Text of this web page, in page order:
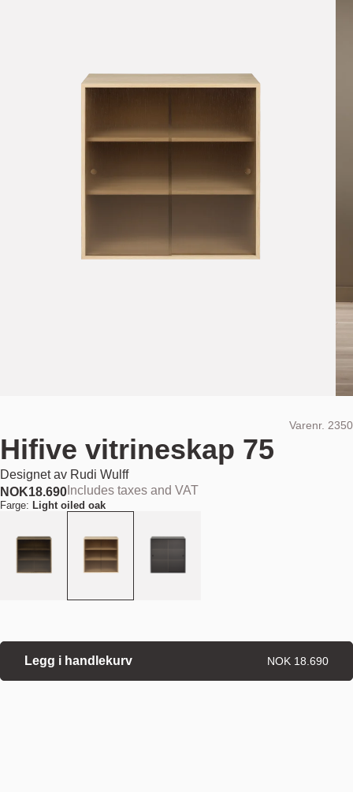
Varenr. 2350
Hifive vitrineskap 75
Designet av Rudi Wulff
NOK18.690 Includes taxes and VAT
Farge: Light oiled oak
Legg i handlekurv NOK 18.690